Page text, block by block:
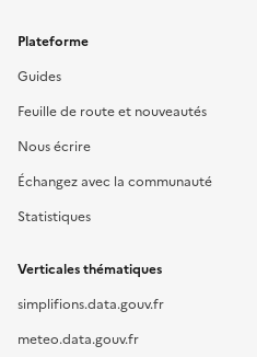
Plateforme
Guides
Feuille de route et nouveautés
Nous écrire
Échangez avec la communauté
Statistiques
Verticales thématiques
simplifions.data.gouv.fr
meteo.data.gouv.fr